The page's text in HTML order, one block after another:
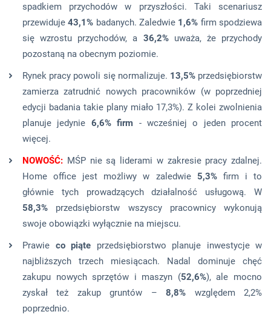
spadkiem przychodów w przyszłości. Taki scenariusz
przewiduje43,1% badanych. Zaledwie 1,6% firm spodziewa
się wzrostu przychodów, a 36,2%uważa, że przychody
pozostaną na obecnym poziomie.
Rynek pracy powoli się normalizuje. 13,5%przedsiębiorstw
zamierza zatrudnić nowych pracowników (w poprzedniej
edycji badania takie plany miało 17,3%). Z kolei zwolnienia
planuje jedynie 6,6% firm - wcześniej o jeden procent
więcej.
NOWOŚĆ: MŚP nie są liderami w zakresie pracy zdalnej.
Home office jest możliwy w zaledwie 5,3%firm i to
głównie tych prowadzących działalność usługową. W
58,3% przedsiębiorstw wszyscy pracownicy wykonują
swoje obowiązki wyłącznie na miejscu.
Prawie co piąte przedsiębiorstwo planuje inwestycje w
najbliższych trzech miesiącach. Nadal dominuje chęć
zakupu nowych sprzętów i maszyn (52,6%), ale mocno
zyskał też zakup gruntów –8,8% względem 2,2%
poprzednio.